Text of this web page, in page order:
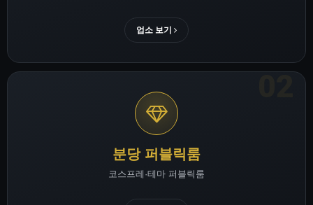
업소 보기
분당 퍼블릭룸
코스프레·테마 퍼블릭룸